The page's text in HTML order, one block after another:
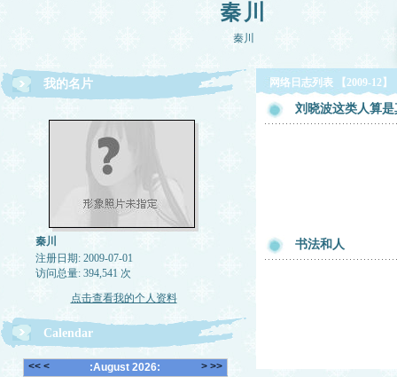
秦川
秦川
我的名片
秦川
注册日期: 2009-07-01
访问总量: 394,541 次
点击查看我的个人资料
Calendar
网络日志列表 【2009-12】
刘晓波这类人算
书法和人